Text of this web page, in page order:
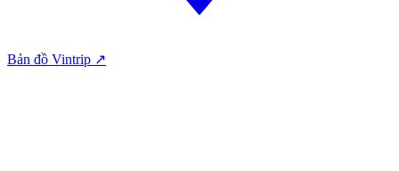
Bản đồ Vintrip ↗